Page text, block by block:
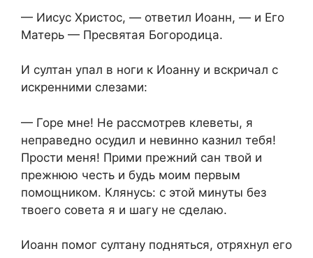
— Иисус Христос, — ответил Иоанн, — и Его
Матерь — Пресвятая Богородица.
И султан упал в ноги к Иоанну и вскричал с
искренними слезами:
— Горе мне! Не рассмотрев клеветы, я
неправедно осудил и невинно казнил тебя!
Прости меня! Прими прежний сан твой и
прежнюю честь и будь моим первым
помощником. Клянусь: с этой минуты без
твоего совета я и шагу не сделаю.
Иоанн помог султану подняться, отряхнул его